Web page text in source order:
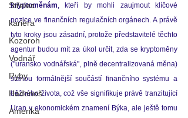
Střelec
kariéra
Kozoroh
Vodnář
Ryby
Hadonoš
Amerika
kryptoměnám, kteří by mohli zaujmout klíčové
pozice ve finančních regulačních orgánech. A právě
tyto kroky jsou zásadní, protože představitelé těchto
agentur budou mít za úkol určit, zda se kryptoměny
("uransko vodnářská", plně decentralizovaná měna)
stanou formálnější součástí finančního systému a
běžného života, což vše signifikuje právě tranzitující
Uran v ekonomickém znamení Býka, ale ještě tomu